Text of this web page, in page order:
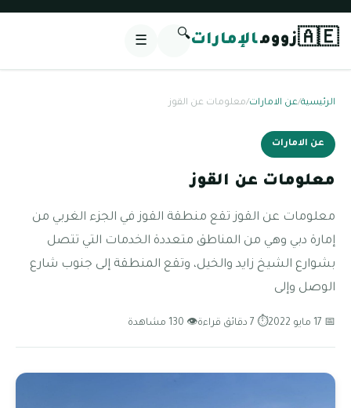
🇦🇪زوومالإمارات🔍
☰
الرئيسية/عن الامارات/معلومات عن القوز
عن الامارات
معلومات عن القوز
معلومات عن القوز تقع منطقة القوز في الجزء الغربي من
إمارة دبي وهي من المناطق متعددة الخدمات التي تتصل
بشوارع الشيخ زايد والخيل، وتقع المنطقة إلى جنوب شارع
الوصل وإلى
📅 17 مايو 2022 ⏱ 7 دقائق قراءة 👁 130 مشاهدة